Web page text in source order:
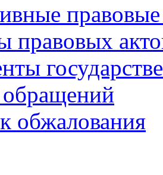
правовых
обжалования